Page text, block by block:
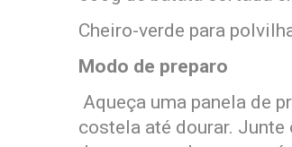
Cheiro-verde para
Modo de preparo
Aqueça uma panela de
costela até dourar.